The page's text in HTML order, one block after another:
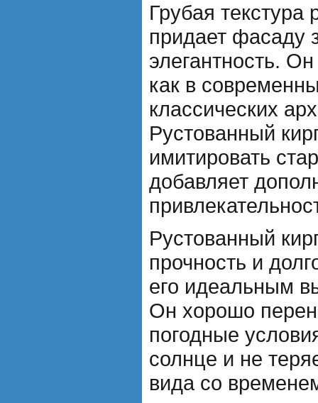
Грубая текстура
придает фасаду
элегантность.
как в
классических
Рустованный
имитировать
добавляет
Рустованный
прочность и
его идеальным
Он хорошо
погодные
солнце и не
вида со